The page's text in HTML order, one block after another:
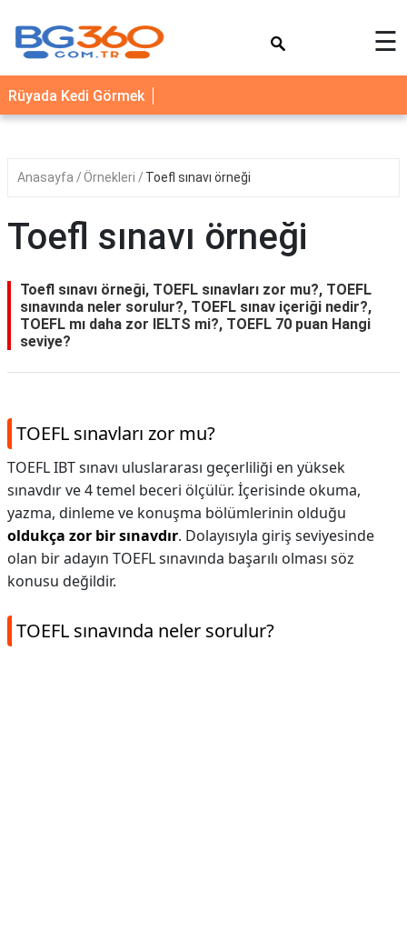
YEMEK
TARİFLERİ
SAĞLIK
☰
Rüyada Kedi Görmek
Anasayfa Örnekleri Toefl sınavı örneği
Toefl sınavı örneği
Toefl sınavı örneği, TOEFL sınavları zor mu?, TOEFL
sınavında neler sorulur?, TOEFL sınav içeriği nedir?,
TOEFL mı daha zor IELTS mi?, TOEFL 70 puan Hangi
seviye?
TOEFL sınavları zor mu?
TOEFL IBT sınavı uluslararası geçerliliği en yüksek
sınavdır ve 4 temel beceri ölçülür. İçerisinde okuma,
yazma, dinleme ve konuşma bölümlerinin olduğu
oldukça zor bir sınavdır. Dolayısıyla giriş seviyesinde
olan bir adayın TOEFL sınavında başarılı olması söz
konusu değildir.
TOEFL sınavında neler sorulur?